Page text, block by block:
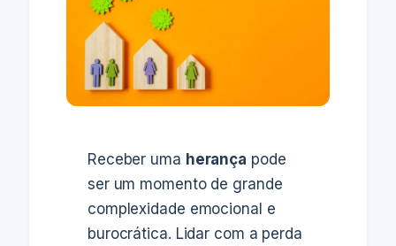
Receber uma herança pode
ser um momento de grande
complexidade emocional e
burocrática. Lidar com a perda